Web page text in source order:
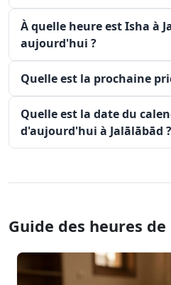
À quelle heure est Isha à
aujourd'hui ?
Quelle est la prochaine
Quelle est la date du
d'aujourd'hui à Jalālābād ?
Guide des heures